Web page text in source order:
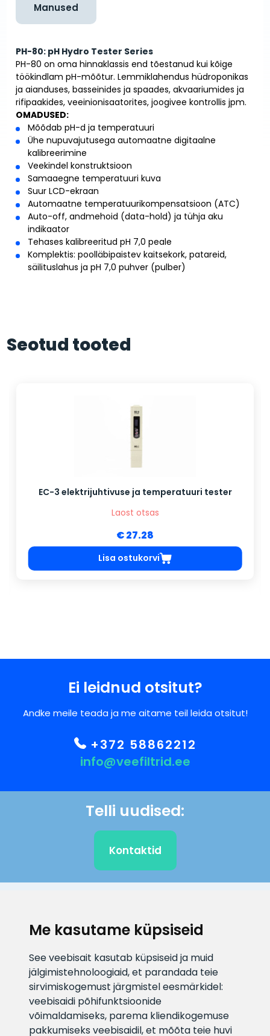
Me kasutame küpsiseid
See veebisait kasutab küpsiseid ja muid
jälgimistehnoloogiaid, et parandada teie
sirvimiskogemust järgmistel eesmärkidel:
veebisaidi põhifunktsioonide
võimaldamiseks, parema kliendikogemuse
pakkumiseks veebisaidil,et mõõta teie huvi
Manused
PH-80: pH Hydro Tester Series
PH-80 on oma hinnaklassis end tõestanud kui kõige
töökindlam pH-mõõtur. Lemmiklahendus hüdroponikas
ja aianduses, basseinides ja spaades, akvaariumides ja
rifipaakides, veeinionisaatorites, joogivee kontrollis jpm.
OMADUSED:
Mõõdab pH-d ja temperatuuri
Ühe nupuvajutusega automaatne digitaalne
kalibreerimine
Veekindel konstruktsioon
Samaaegne temperatuuri kuva
Suur LCD-ekraan
Automaatne temperatuurikompensatsioon (ATC)
Auto-off, andmehoid (data-hold) ja tühja aku
indikaator
Tehases kalibreeritud pH 7,0 peale
Komplektis: poolläbipaistev kaitsekork, patareid,
säilituslahus ja pH 7,0 puhver (pulber)
Seotud tooted
EC-3 elektrijuhtivuse ja temperatuuri tester
Laost otsas
€ 27.28
Lisa ostukorvi
Ei leidnud otsitut?
Andke meile teada ja me aitame teil leida otsitut!
+372 58862212
info@veefiltrid.ee
Telli uudised:
Kontaktid
info@veefiltrid.ee
Infotelefon
+372 58862212
Vaata tööaegu
Reti tee 11, Peetri, 75312 Harju
maakond, Estonia